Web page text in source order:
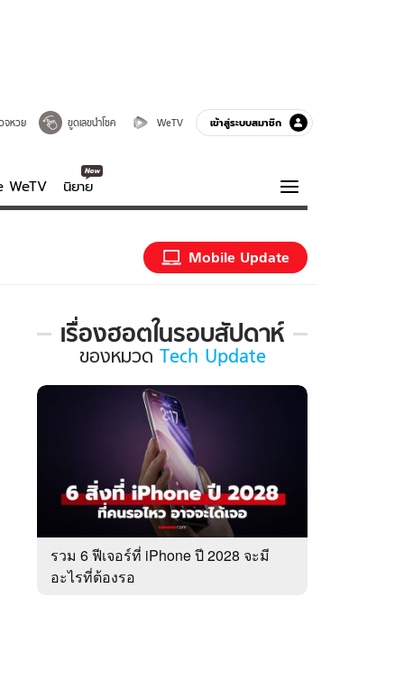
จหวย ขูดเลขนำโชค WeTV เข้าสู่ระบบสมาชิก
WeTV นิยาย
ความรู้รอบตัว
ฮาวทู
Mobile Update
เรื่องฮอตในรอบสัปดาห์
เรื่อง
ใน
รอบ
Update
ของหมวด Tech Update
รวม 6 ฟีเจอร์ที่ iPhone ปี 2028 จะมี
อะไรที่ต้องรอ